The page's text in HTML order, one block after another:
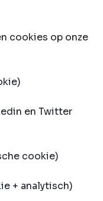
cookies op onze
en Twitter
cookie)
+ analytisch)